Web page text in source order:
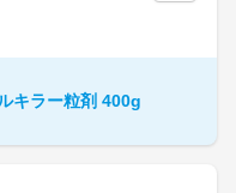
キラー粒剤 400g